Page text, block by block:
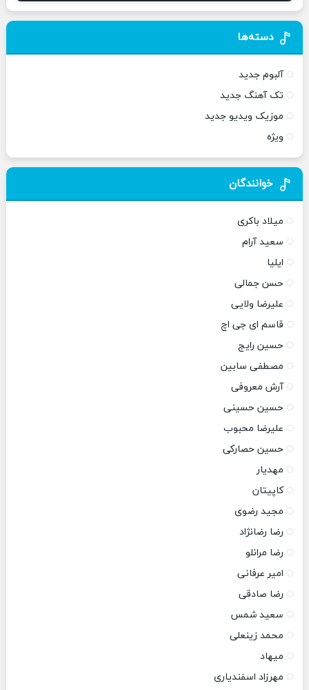
دسته‌ها
آلبوم جدید
تک آهنگ جدید
موزیک ویدیو جدید
ویژه
خوانندگان
میلاد باکری
سعید آرام
ایلیا
حسن جمالی
علیرضا ولایی
قاسم ای جی اچ
حسین رایج
مصطفی سابین
آرش معروفی
حسین حسینی
علیرضا محبوب
حسین حصارکی
مهدیار
کاپیتان
مجید رضوی
رضا رضانژاد
رضا مرانلو
امیر عرفانی
رضا صادقی
سعید شمس
محمد زینعلی
میهاد
مهرزاد اسفندیاری